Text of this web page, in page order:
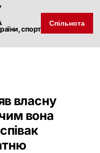
спорт
Спільнота
власну
вона